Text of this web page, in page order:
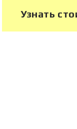
Узнать